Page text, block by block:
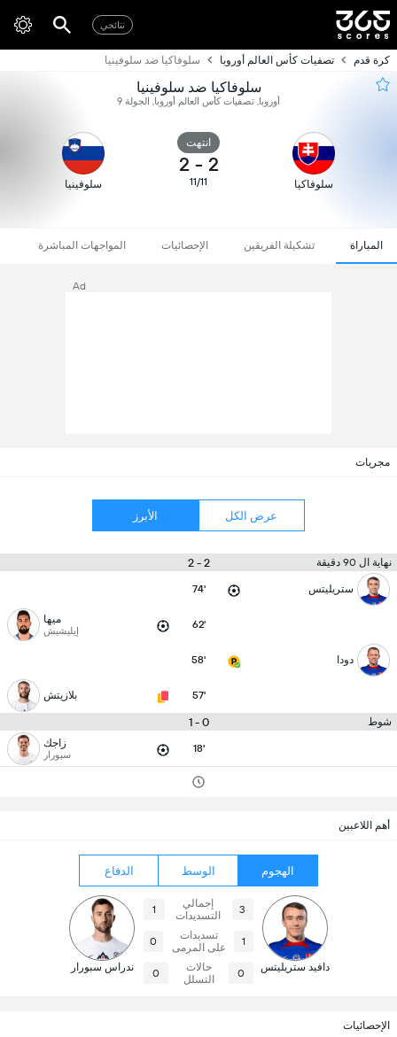
نتائجي
كرة قدم تصفيات كأس العالم أوروبا سلوفاكيا ضد سلوفينيا
سلوفاكيا ضد سلوفينيا
أوروبا, تصفيات كأس العالم أوروبا, الجولة 9
سلوفاكيا
انتهت
2
-
2
11/11 سلوفينيا
المباراة تشكيلة الفريقين الإحصائيات المواجهات المباشرة
Ad
مجريات
عرض الكل الأبرز
نهاية ال 90 دقيقة 2 - 2
ستريليتس 74'
62' ميها
إيليشيش
دودا 58'
57' بلازيتش
شوط 0 - 1
18' زاجك
سبورار
أهم اللاعبين
الهجوم الوسط الدفاع
دافيد ستريليتس
3
إجمالي
التسديدات
1
1
تسديدات
على المرمى
0
0
حالات
التسلل
0 ندراس سبورار
الإحصائيات